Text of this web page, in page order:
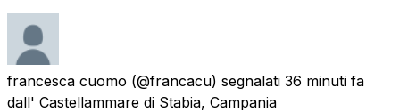
francesca cuomo (@francacu) segnalati 36 minuti fa
dall' Castellammare di Stabia, Campania